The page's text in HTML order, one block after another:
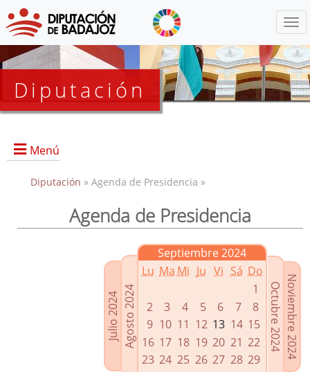
Diputación
Menú
Presidencia
Enlaces relacionados
Agenda de Presidencia
Plenos provinciales y Juntas de gobierno
Diputación » Agenda de Presidencia »
Agenda de Presidencia
Julio 2024Agosto 2024
Septiembre 2024
Lu Ma Mi Ju Vi Sá Do
1
2
3 4 5 6 7
8
9 10 11 12 13 14 15
16 17 18 19 20 21 22
23 24 25 26 27 28 29
Noviembre 2024
Octubre 2024